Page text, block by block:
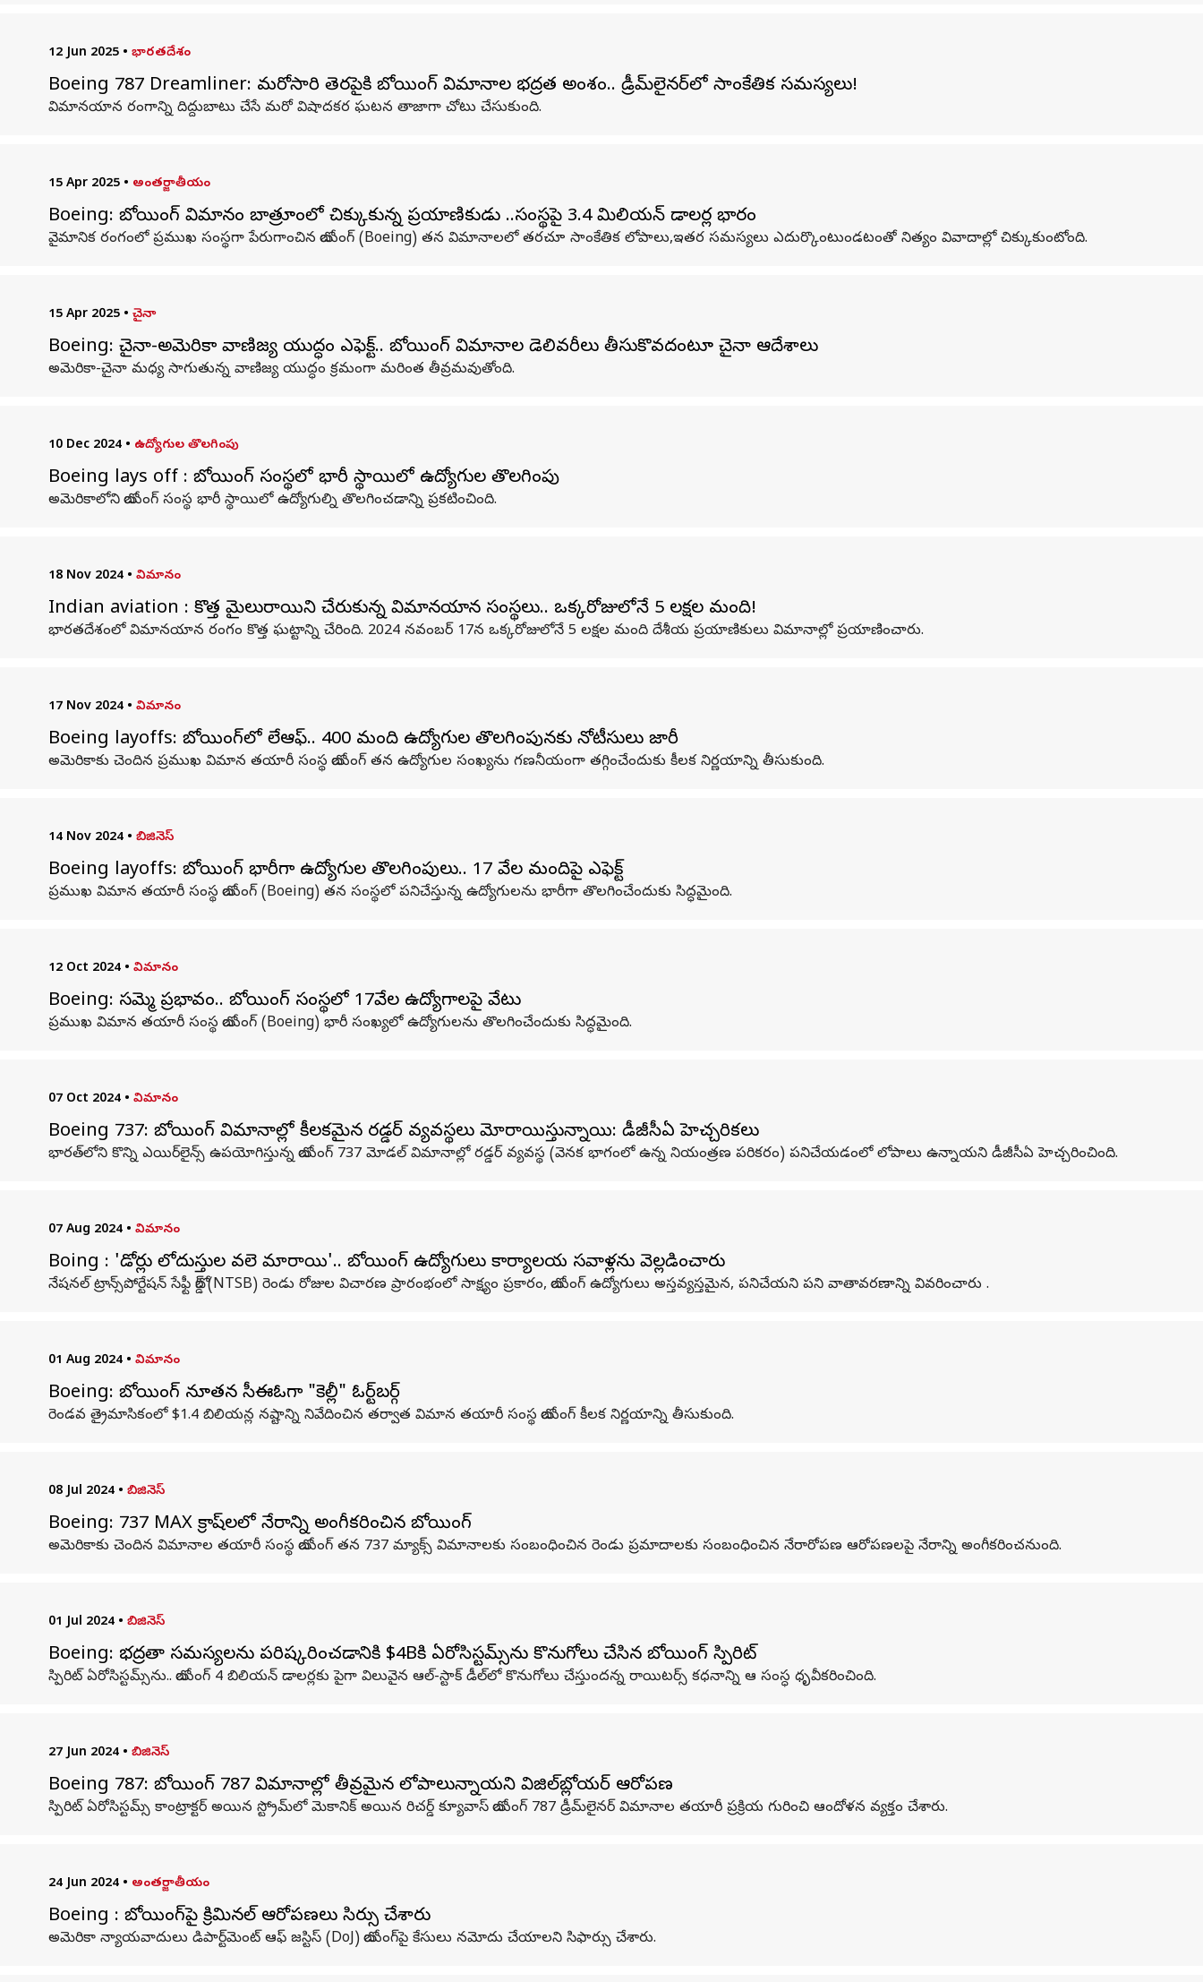
12 Jun 2025 • భారతదేశం
Boeing 787 Dreamliner: మరోసారి తెరపైకి బోయింగ్‌ విమానాల భద్రత అంశం.. డ్రీమ్‌లైనర్‌లో సాంకేతిక సమస్యలు!
విమానయాన రంగాన్ని దిద్దుబాటు చేసే మరో విషాదకర ఘటన తాజాగా చోటు చేసుకుంది.
15 Apr 2025 • అంతర్జాతీయం
Boeing: బోయింగ్‌ విమానం బాత్రూంలో చిక్కుకున్న ప్రయాణికుడు ..సంస్థపై 3.4 మిలియన్‌ డాలర్ల భారం
వైమానిక రంగంలో ప్రముఖ సంస్థగా పేరుగాంచిన బోయింగ్‌ (Boeing) తన విమానాలలో తరచూ సాంకేతిక లోపాలు,ఇతర సమస్యలు ఎదుర్కొంటుండటంతో నిత్యం వివాదాల్లో చిక్కుకుంటోంది.
15 Apr 2025 • చైనా
Boeing: చైనా-అమెరికా వాణిజ్య యుద్ధం ఎఫెక్ట్‌.. బోయింగ్‌ విమానాల డెలివరీలు తీసుకొవదంటూ చైనా ఆదేశాలు
అమెరికా-చైనా మధ్య సాగుతున్న వాణిజ్య యుద్ధం క్రమంగా మరింత తీవ్రమవుతోంది.
10 Dec 2024 • ఉద్యోగుల తొలగింపు
Boeing lays off : బోయింగ్ సంస్థ‌లో భారీ స్థాయిలో ఉద్యోగుల తొల‌గింపు
అమెరికాలోని బోయింగ్ సంస్థ భారీ స్థాయిలో ఉద్యోగుల్ని తొలగించడాన్ని ప్రకటించింది.
18 Nov 2024 • విమానం
Indian aviation : కొత్త మైలురాయిని చేరుకున్న విమానయాన సంస్థలు.. ఒక్కరోజులోనే 5 లక్షల మంది!
భారతదేశంలో విమానయాన రంగం కొత్త ఘట్టాన్ని చేరింది. 2024 నవంబర్ 17న ఒక్కరోజులోనే 5 లక్షల మంది దేశీయ ప్రయాణికులు విమానాల్లో ప్రయాణించారు.
17 Nov 2024 • విమానం
Boeing layoffs: బోయింగ్‌లో లేఆఫ్.. 400 మంది ఉద్యోగుల తొలగింపునకు నోటీసులు జారీ
అమెరికాకు చెందిన ప్రముఖ విమాన తయారీ సంస్థ బోయింగ్‌ తన ఉద్యోగుల సంఖ్యను గణనీయంగా తగ్గించేందుకు కీలక నిర్ణయాన్ని తీసుకుంది.
14 Nov 2024 • బిజినెస్
Boeing layoffs: బోయింగ్ భారీగా ఉద్యోగుల తొలగింపులు.. 17 వేల మందిపై ఎఫెక్ట్‌
ప్రముఖ విమాన తయారీ సంస్థ బోయింగ్‌ (Boeing) తన సంస్థలో పనిచేస్తున్న ఉద్యోగులను భారీగా తొలగించేందుకు సిద్ధమైంది.
12 Oct 2024 • విమానం
Boeing: సమ్మె ప్రభావం.. బోయింగ్‌ సంస్థలో 17వేల ఉద్యోగాలపై వేటు
ప్ర‌ముఖ విమాన త‌యారీ సంస్థ బోయింగ్‌ (Boeing) భారీ సంఖ్యలో ఉద్యోగుల‌ను తొల‌గించేందుకు సిద్ధమైంది.
07 Oct 2024 • విమానం
Boeing 737: బోయింగ్‌ విమానాల్లో కీలకమైన రడ్డర్‌ వ్యవస్థలు మోరాయిస్తున్నాయి: డీజీసీఏ హెచ్చరికలు
భారత్‌లోని కొన్ని ఎయిర్‌లైన్స్ ఉపయోగిస్తున్న బోయింగ్ 737 మోడల్ విమానాల్లో రడ్డర్ వ్యవస్థ (వెనక భాగంలో ఉన్న నియంత్రణ పరికరం) పనిచేయడంలో లోపాలు ఉన్నాయని డీజీసీఏ హెచ్చరించింది.
07 Aug 2024 • విమానం
Boing : 'డోర్లు లోదుస్తుల వలె మారాయి'.. బోయింగ్ ఉద్యోగులు కార్యాలయ సవాళ్లను వెల్లడించారు
నేషనల్ ట్రాన్స్‌పోర్టేషన్ సేఫ్టీ బోర్డ్ (NTSB) రెండు రోజుల విచారణ ప్రారంభంలో సాక్ష్యం ప్రకారం, బోయింగ్ ఉద్యోగులు అస్తవ్యస్తమైన, పనిచేయని పని వాతావరణాన్ని వివరించారు .
01 Aug 2024 • విమానం
Boeing: బోయింగ్ నూతన సీఈఓగా "కెల్లీ" ఓర్ట్‌బర్గ్
రెండవ త్రైమాసికంలో $1.4 బిలియన్ల నష్టాన్ని నివేదించిన తర్వాత విమాన తయారీ సంస్థ బోయింగ్ కీలక నిర్ణయాన్ని తీసుకుంది.
08 Jul 2024 • బిజినెస్
Boeing: 737 MAX క్రాష్‌లలో నేరాన్ని అంగీకరించిన బోయింగ్
అమెరికాకు చెందిన విమానాల తయారీ సంస్థ బోయింగ్ తన 737 మ్యాక్స్ విమానాలకు సంబంధించిన రెండు ప్రమాదాలకు సంబంధించిన నేరారోపణ ఆరోపణలపై నేరాన్ని అంగీకరించనుంది.
01 Jul 2024 • బిజినెస్
Boeing: భద్రతా సమస్యలను పరిష్కరించడానికి $4Bకి ఏరోసిస్టమ్స్‌ను కొనుగోలు చేసిన బోయింగ్ స్పిరిట్
స్పిరిట్ ఏరోసిస్టమ్స్‌ను.. బోయింగ్ 4 బిలియన్ డాలర్లకు పైగా విలువైన ఆల్-స్టాక్ డీల్‌లో కొనుగోలు చేస్తుందన్న రాయిటర్స్ కధనాన్ని ఆ సంస్ధ ధృవీకరించింది.
27 Jun 2024 • బిజినెస్
Boeing 787: బోయింగ్ 787 విమానాల్లో తీవ్రమైన లోపాలున్నాయని విజిల్‌బ్లోయర్ ఆరోపణ
స్పిరిట్ ఏరోసిస్టమ్స్ కాంట్రాక్టర్ అయిన స్ట్రోమ్‌లో మెకానిక్ అయిన రిచర్డ్ క్యూవాస్ బోయింగ్ 787 డ్రీమ్‌లైనర్ విమానాల తయారీ ప్రక్రియ గురించి ఆందోళన వ్యక్తం చేశారు.
24 Jun 2024 • అంతర్జాతీయం
Boeing : బోయింగ్‌పై క్రిమినల్ ఆరోపణలు సిఫార్సు చేశారు
అమెరికా న్యాయవాదులు డిపార్ట్‌మెంట్ ఆఫ్ జస్టిస్ (DoJ) బోయింగ్‌పై కేసులు నమోదు చేయాలని సిఫార్సు చేశారు.